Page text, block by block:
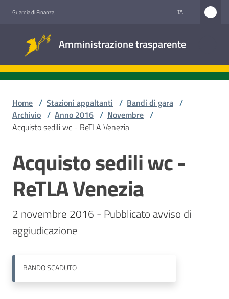
Guardia di Finanza ITA
Amministrazione trasparente
trasparente
Accesso
Stazioni
appaltanti
Contatti
Home / Stazioni appaltanti / Bandi di gara /
Archivio / Anno 2016 / Novembre /
Acquisto sedili wc - ReTLA Venezia
Salta al contenuto
Acquisto sedili wc -
ReTLA Venezia
2 novembre 2016 - Pubblicato avviso di
aggiudicazione
BANDOSCADUTO